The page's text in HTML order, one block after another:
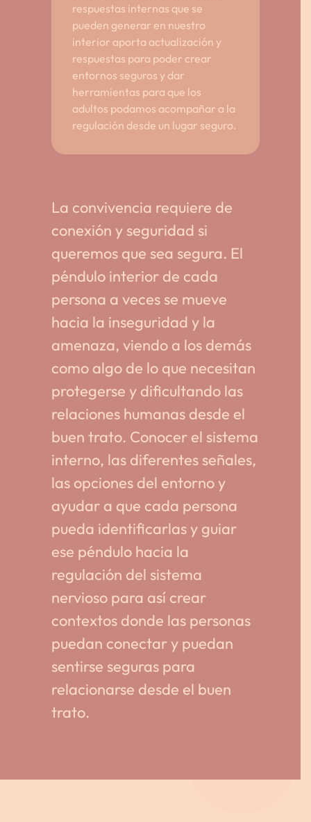
respuestas internas que se
pueden generar en nuestro
interior aporta actualización y
respuestas para poder crear
entornos seguros y dar
herramientas para que los
adultos podamos acompañar a la
regulación desde un lugar seguro.
La convivencia requiere de
conexión y seguridad si
queremos que sea segura. El
péndulo interior de cada
persona a veces se mueve
hacia la inseguridad y la
amenaza, viendo a los demás
como algo de lo que necesitan
protegerse y dificultando las
relaciones humanas desde el
buen trato. Conocer el sistema
interno, las diferentes señales,
las opciones del entorno y
ayudar a que cada persona
pueda identificarlas y guiar
ese péndulo hacia la
regulación del sistema
nervioso para así crear
contextos donde las personas
puedan conectar y puedan
sentirse seguras para
relacionarse desde el buen
trato.